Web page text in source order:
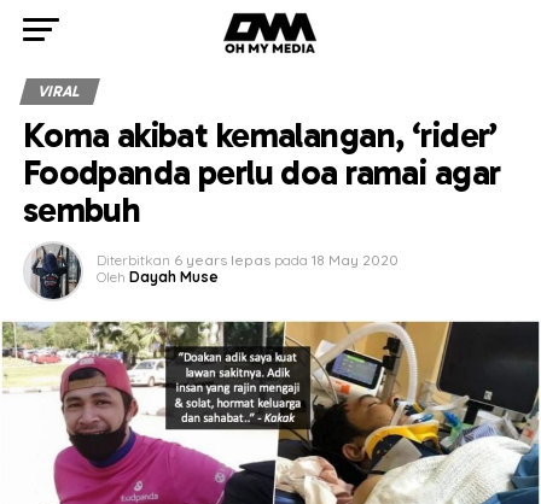
VIRAL
Koma akibat kemalangan, ‘rider’
Foodpanda perlu doa ramai agar
sembuh
Diterbitkan 6 years lepas pada 18 May 2020
Oleh Dayah Muse